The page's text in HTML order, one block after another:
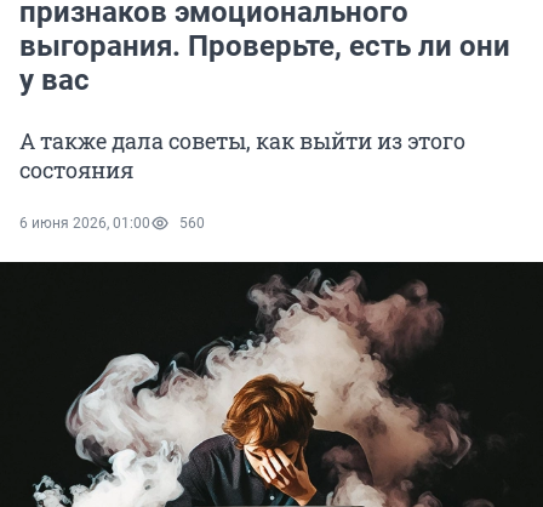
признаков эмоционального
выгорания. Проверьте, есть ли они
у вас
А также дала советы, как выйти из этого
состояния
6 июня 2026, 01:00 560